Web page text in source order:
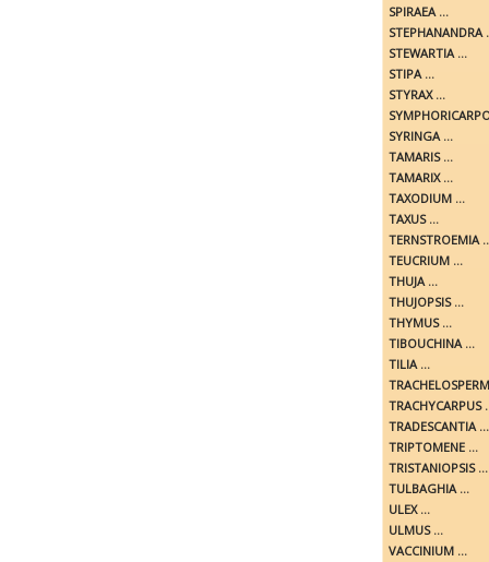
SPIRAEA ...
STEPHANANDRA
STEWARTIA ...
STIPA ...
STYRAX ...
SYRINGA ...
TAMARIS ...
TAMARIX ...
TAXODIUM ...
TAXUS ...
TERNSTROEMIA
TEUCRIUM ...
THUJA ...
THUJOPSIS ...
THYMUS ...
TIBOUCHINA ...
TILIA ...
TRACHYCARPUS
TRADESCANTIA ...
TRIPTOMENE ...
TRISTANIOPSIS ...
TULBAGHIA ...
ULEX ...
ULMUS ...
VACCINIUM ...